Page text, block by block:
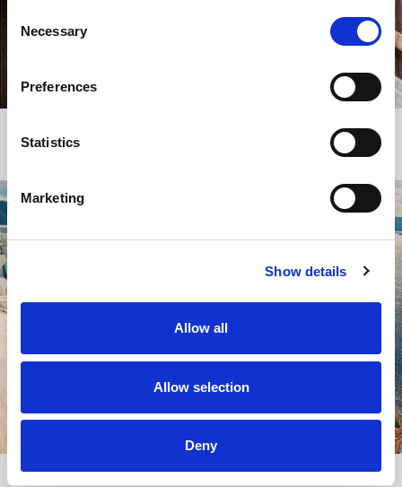
Selection
Necessary
Preferences
Statistics
Marketing
Show details
Allow all
Allow selection
Deny
Eine kulinarische Reise durch Griechenland in der heimischen Küche
Santorin